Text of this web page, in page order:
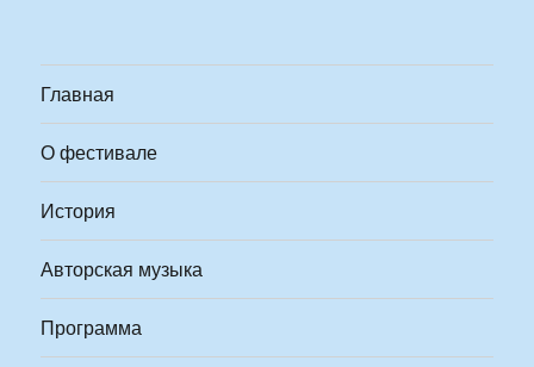
Главная
О фестивале
История
Авторская музыка
Программа